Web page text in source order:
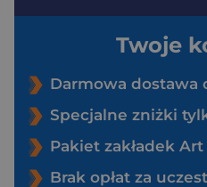
Twoje
Darmowa dostawa
Specjalne zniżki
Pakiet zakładek Art
Brak opłat za